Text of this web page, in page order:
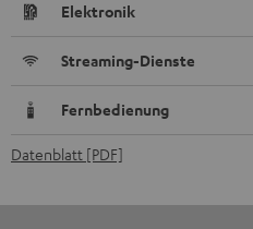
Elektronik
Streaming-Dienste
Fernbedienung
Datenblatt [PDF]